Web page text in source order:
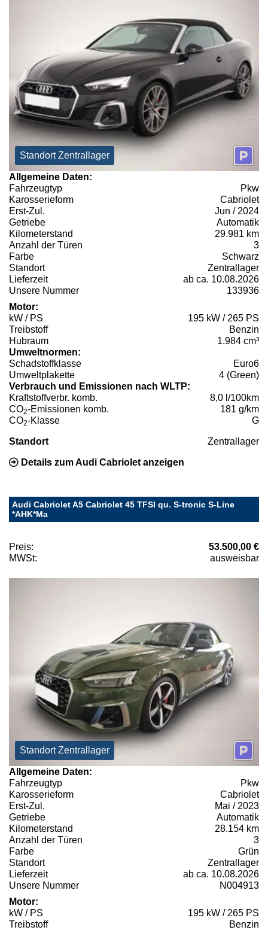
Standort Zentrallager
Allgemeine Daten:
Fahrzeugtyp
Pkw
Karosserieform
Cabriolet
Erst-Zul.
Jun / 2024
Getriebe
Automatik
Kilometerstand
29.981 km
Anzahl der Türen
3
Farbe
Schwarz
Standort
Zentrallager
Lieferzeit
ab ca. 10.08.2026
Unsere Nummer
133936
Motor:
kW / PS
195 kW / 265 PS
Treibstoff
Benzin
Hubraum
1.984 cm³
Umweltnormen:
Schadstoffklasse
Euro6
Umweltplakette
4 (Green)
Verbrauch und Emissionen nach WLTP:
Kraftstoffverbr. komb.
8,0 l/100km
CO2-Emissionen komb.
181 g/km
CO2-Klasse G
Standort Zentrallager
Details zum Audi Cabriolet anzeigen
Audi Cabriolet A5 Cabriolet 45 TFSI qu. S-tronic S-Line
*AHK*Ma
Preis:
53.500,00 €
MWSt:
ausweisbar
Standort Zentrallager
Allgemeine Daten:
Fahrzeugtyp
Pkw
Karosserieform
Cabriolet
Erst-Zul.
Mai / 2023
Getriebe
Automatik
Kilometerstand
28.154 km
Anzahl der Türen
3
Farbe
Grün
Standort
Zentrallager
Lieferzeit
ab ca. 10.08.2026
Unsere Nummer
N004913
Motor:
kW / PS
195 kW / 265 PS
Treibstoff
Benzin